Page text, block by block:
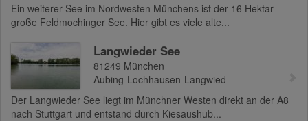
Ein weiterer See im Nordwesten Münchens ist der 16 Hektar
große Feldmochinger See. Hier gibt es viele alte...
Langwieder See
81249 München
Aubing-Lochhausen-Langwied
Der Langwieder See liegt im Münchner Westen direkt an der A8
nach Stuttgart und entstand durch Kiesaushub...